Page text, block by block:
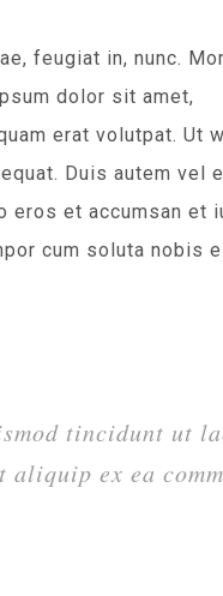
feugiat in, nunc.
dolor sit amet,
erat volutpat. Ut
Duis autem vel
et accumsan et
cum soluta nobis
tincidunt ut
ex ea